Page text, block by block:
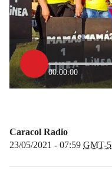
00:00:00
Caracol Radio
23/05/2021 - 07:59 GMT-5